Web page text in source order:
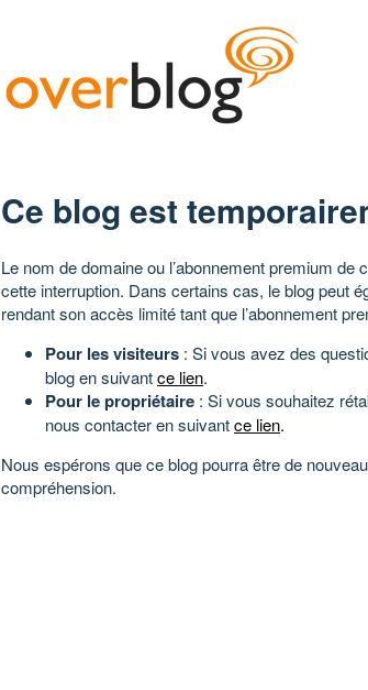
Ce blog est
Le nom de domaine ou l’abonnement premium de
cette interruption. Dans certains cas, le blog peut
rendant son accès limité tant que l’abonnement
Pour les visiteurs : Si vous avez des
blog en suivantce lien.
Pour le propriétaire : Si vous souhaitez
nous contacter en suivantce lien.
Nous espérons que ce blog pourra être de
compréhension.